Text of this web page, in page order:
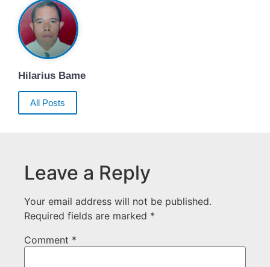
Hilarius Bame
All Posts
Leave a Reply
Your email address will not be published.
Required fields are marked *
Comment *